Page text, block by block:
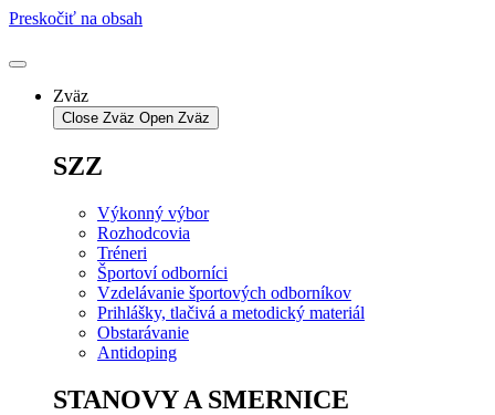
Preskočiť na obsah
Zväz
Close Zväz Open Zväz
SZZ
Výkonný výbor
Rozhodcovia
Tréneri
Športoví odborníci
Vzdelávanie športových odborníkov
Prihlášky, tlačivá a metodický materiál
Obstarávanie
Antidoping
STANOVY A SMERNICE